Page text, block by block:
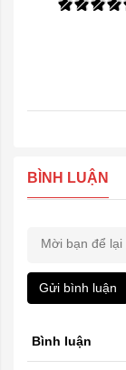
BÌNH LUẬN
Gửi bình luận
Bình luận